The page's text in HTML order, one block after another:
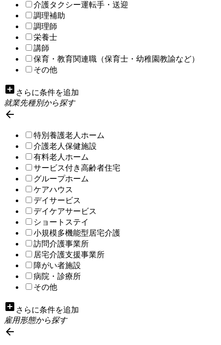
介護タクシー運転手・送迎
調理補助
調理師
栄養士
講師
保育・教育関連職（保育士・幼稚園教諭など）
その他
add_box さらに条件を追加
就業先種別から探す

特別養護老人ホーム
介護老人保健施設
有料老人ホーム
サービス付き高齢者住宅
グループホーム
ケアハウス
デイサービス
デイケアサービス
ショートステイ
小規模多機能型居宅介護
訪問介護事業所
居宅介護支援事業所
障がい者施設
病院・診療所
その他
add_box さらに条件を追加
雇用形態から探す
